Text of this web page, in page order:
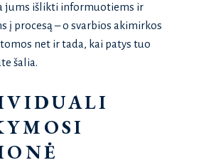
jums išlikti informuotiems ir
į procesą – o svarbios akimirkos
net ir tada, kai patys tuo
šalia.